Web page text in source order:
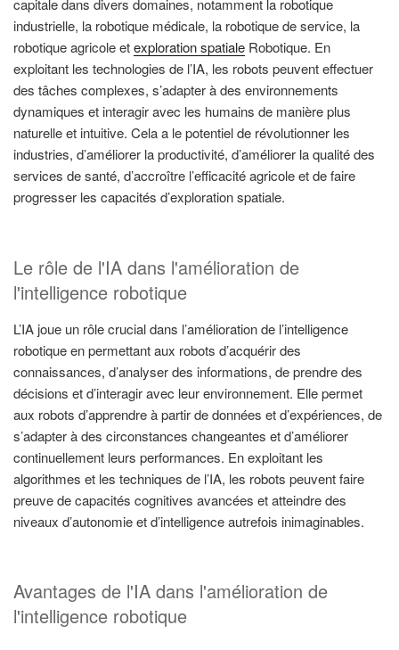
capitale dans divers domaines, notamment la robotique
industrielle, la robotique médicale, la robotique de service, la
robotique agricole etexploration spatiale Robotique. En
exploitant les technologies de l’IA, les robots peuvent effectuer
des tâches complexes, s’adapter à des environnements
dynamiques et interagir avec les humains de manière plus
naturelle et intuitive. Cela a le potentiel de révolutionner les
industries, d’améliorer la productivité, d’améliorer la qualité des
services de santé, d’accroître l’efficacité agricole et de faire
progresser les capacités d’exploration spatiale.
Le rôle de l'IA dans l'amélioration de
l'intelligence robotique
L’IA joue un rôle crucial dans l’amélioration de l’intelligence
robotique en permettant aux robots d’acquérir des
connaissances, d’analyser des informations, de prendre des
décisions et d’interagir avec leur environnement. Elle permet
aux robots d’apprendre à partir de données et d’expériences, de
s’adapter à des circonstances changeantes et d’améliorer
continuellement leurs performances. En exploitant les
algorithmes et les techniques de l’IA, les robots peuvent faire
preuve de capacités cognitives avancées et atteindre des
niveaux d’autonomie et d’intelligence autrefois inimaginables.
Avantages de l'IA dans l'amélioration de
l'intelligence robotique